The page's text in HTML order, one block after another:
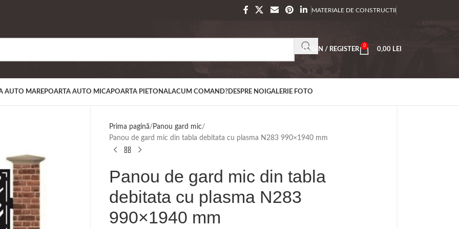
MATERIALE DE CONSTRUCTII
LOGIN / REGISTER
0
0,00 LEI
AUTO MAREPOARTA AUTO MICAPOARTA PIETONALACUM COMAND?DESPRE NOI GALERIE FOTO
Prima pagină
Panou gard mic
Panou de gard mic din tabla debitata cu plasma N283 990×1940 mm
Panou de gard mic din tabla
debitata cu plasma N283
990×1940 mm